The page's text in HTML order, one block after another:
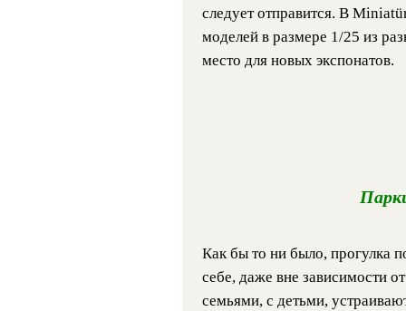
следует отправится. В
моделей в размере 1/25 из
место для новых экспонатов.
Как бы то ни было, прогулка
себе, даже вне зависимости
семьями, с детьми,